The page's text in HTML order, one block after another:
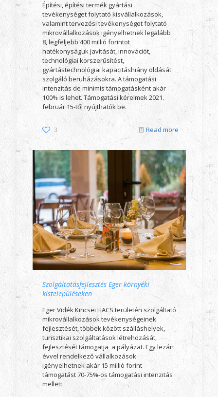
Építési, építési termék gyártási
tevékenységet folytató kisvállalkozások,
valamint tervezési tevékenységet folytató
mikrovállalkozások igényelhetnek legalább
8, legfeljebb 400 millió forintot
hatékonyságuk javítását, innovációt,
technológiai korszerűsítést,
gyártástechnológiai kapacitáshiány oldását
szolgáló beruházásokra. A támogatási
intenzitás de minimis támogatásként akár
100% is lehet. Támogatási kérelmek 2021.
február 15-től nyújthatók be.
3 Read more
Szolgáltatásfejlesztés Eger környéki
kistelepüléseken
Eger Vidék Kincsei HACS területén szolgáltató
mikrovállalkozások tevékenységeinek
fejlesztését, többek között szálláshelyek,
turisztikai szolgáltatások létrehozását,
fejlesztését támogatja a pályázat. Egy lezárt
évvel rendelkező vállalkozások
igényelhetnek akár 15 millió forint
támogatást 70-75%-os támogatási intenzitás
mellett.